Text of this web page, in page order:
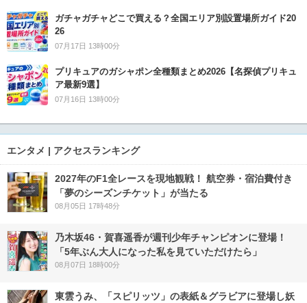
ガチャガチャどこで買える？全国エリア別設置場所ガイド20
26
07月17日 13時00分
プリキュアのガシャポン全種類まとめ2026【名探偵プリキュ
ア最新9選】
07月16日 13時00分
エンタメ | アクセスランキング
2027年のF1全レースを現地観戦！ 航空券・宿泊費付き
「夢のシーズンチケット」が当たる
08月05日 17時48分
乃木坂46・賀喜遥香が週刊少年チャンピオンに登場！
「5年ぶん大人になった私を見ていただけたら」
08月07日 18時00分
東雲うみ、「スピリッツ」の表紙＆グラビアに登場し妖